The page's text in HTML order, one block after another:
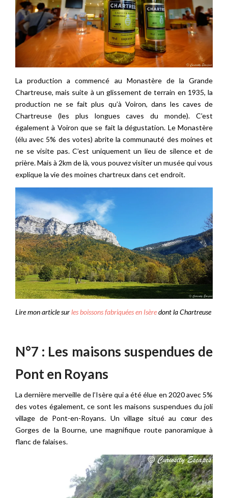
La production a commencé au Monastère de la Grande
Chartreuse, mais suite à un glissement de terrain en 1935, la
production ne se fait plus qu’à Voiron, dans les caves de
Chartreuse (les plus longues caves du monde). C’est
également à Voiron que se fait la dégustation. Le Monastère
(élu avec 5% des votes) abrite la communauté des moines et
ne se visite pas. C’est uniquement un lieu de silence et de
prière. Mais à 2km de là, vous pouvez visiter un musée qui vous
explique la vie des moines chartreux dans cet endroit.
Lire mon article surles boissons fabriquées en Isèredont la Chartreuse
N°7 : Les maisons suspendues de
Pont en Royans
La dernière merveille de l’Isère qui a été élue en 2020 avec 5%
des votes également, ce sont les maisons suspendues du joli
village de Pont-en-Royans. Un village situé au cœur des
Gorges de la Bourne, une magnifique route panoramique à
flanc de falaises.